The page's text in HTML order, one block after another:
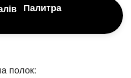
Палитра
полок: